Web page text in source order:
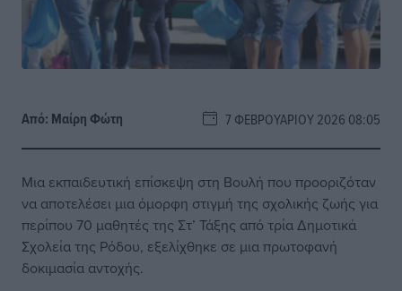
Από: Μαίρη Φώτη 7 ΦΕΒΡΟΥΑΡΊΟΥ 2026 08:05
Μια εκπαιδευτική επίσκεψη στη Βουλή που προοριζόταν
να αποτελέσει μια όμορφη στιγμή της σχολικής ζωής για
περίπου 70 μαθητές της Στ’ Τάξης από τρία Δημοτικά
Σχολεία της Ρόδου, εξελίχθηκε σε μια πρωτοφανή
δοκιμασία αντοχής.